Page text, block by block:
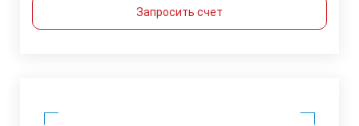
Запросить счет